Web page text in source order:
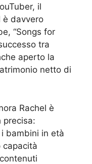
il
è davvero
“Songs for
tra
aperto la
netto di
Rachel è
precisa:
bambini in età
capacità